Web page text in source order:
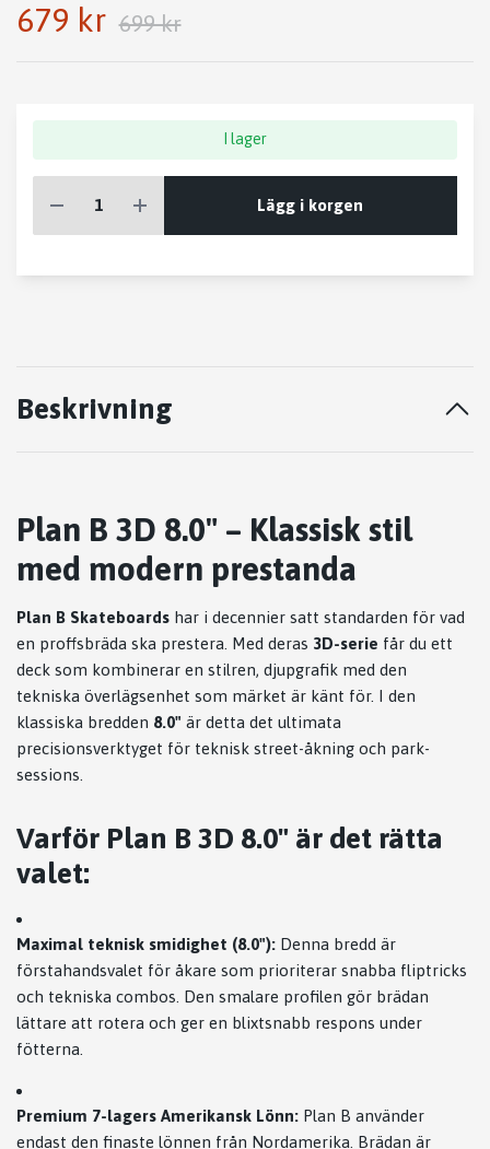
679 kr 699 kr
I lager
Lägg i korgen
Beskrivning
Plan B 3D 8.0" – Klassisk stil
med modern prestanda
Plan B Skateboards har i decennier satt standarden för vad
en proffsbräda ska prestera. Med deras 3D-serie får du ett
deck som kombinerar en stilren, djupgrafik med den
tekniska överlägsenhet som märket är känt för. I den
klassiska bredden 8.0" är detta det ultimata
precisionsverktyget för teknisk street-åkning och park-
sessions.
Varför Plan B 3D 8.0" är det rätta
valet:
Maximal teknisk smidighet (8.0"): Denna bredd är
förstahandsvalet för åkare som prioriterar snabba fliptricks
och tekniska combos. Den smalare profilen gör brädan
lättare att rotera och ger en blixtsnabb respons under
fötterna.
Premium 7-lagers Amerikansk Lönn: Plan B använder
endast den finaste lönnen från Nordamerika. Brädan är